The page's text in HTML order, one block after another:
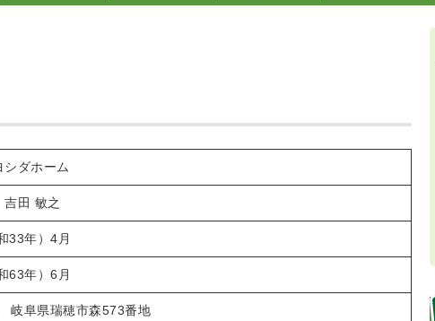
ダホーム
田 敏之
33年）4月
63年）6月
阜県瑞穂市森573番地